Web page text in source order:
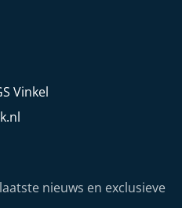
Vinkel
nieuws en exclusieve